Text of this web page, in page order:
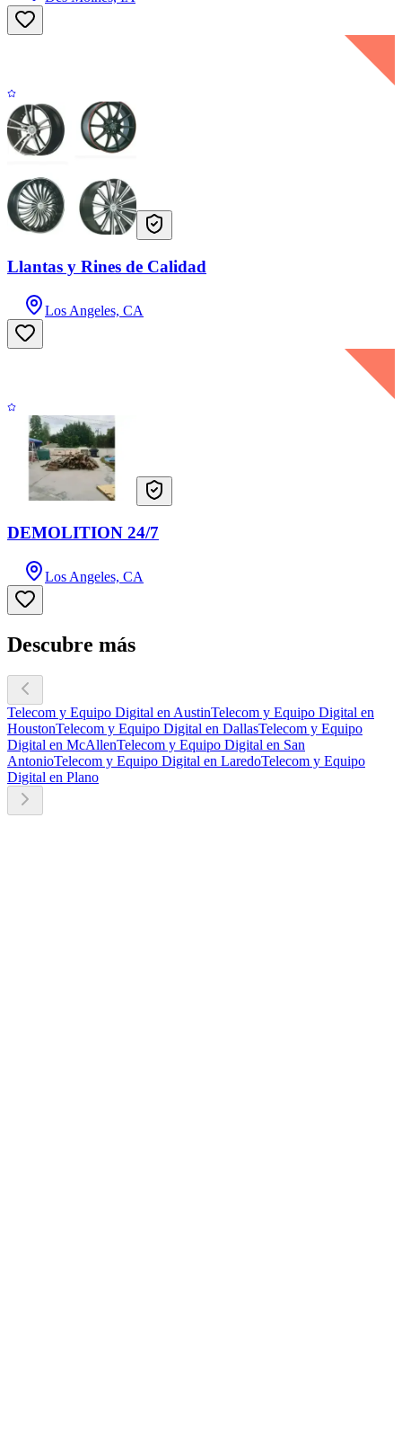
Llantas y Rines de Calidad
Los Angeles, CA
DEMOLITION 24/7
Los Angeles, CA
Descubre más
Telecom y Equipo Digital en AustinTelecom y Equipo Digital en
HoustonTelecom y Equipo Digital en DallasTelecom y Equipo
Digital en McAllenTelecom y Equipo Digital en San
AntonioTelecom y Equipo Digital en LaredoTelecom y Equipo
Digital en Plano